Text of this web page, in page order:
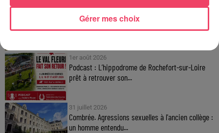
4 août 2026
Haut-Anjou. Qui sont ces centaines de cyclistes
sur les routes de...
1er août 2026
Podcast : L’hippodrome de Rochefort-sur-Loire
prêt à retrouver son...
31 juillet 2026
Combrée. Agressions sexuelles à l'ancien collège :
un homme entendu...
Gérer mes choix